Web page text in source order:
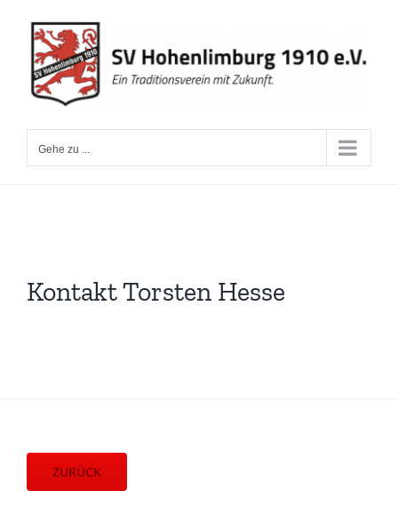
Inhalt
springen
Gehe zu ...
Kontakt Torsten Hesse
ZURÜCK